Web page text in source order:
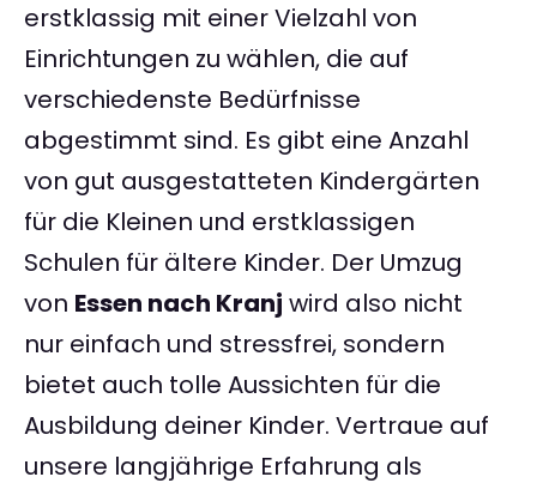
erstklassig mit einer Vielzahl von
Einrichtungen zu wählen, die auf
verschiedenste Bedürfnisse
abgestimmt sind. Es gibt eine Anzahl
von gut ausgestatteten Kindergärten
für die Kleinen und erstklassigen
Schulen für ältere Kinder. Der Umzug
von Essen nach Kranj wird also nicht
nur einfach und stressfrei, sondern
bietet auch tolle Aussichten für die
Ausbildung deiner Kinder. Vertraue auf
unsere langjährige Erfahrung als